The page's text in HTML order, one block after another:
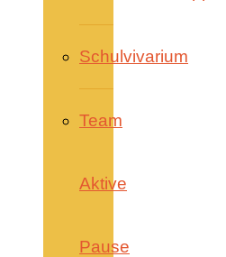
Schulvivarium
Team
Aktive
Pause